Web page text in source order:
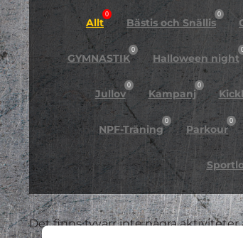
Allt
0
Bästis och Snällis
0
GYMNASTIK
0
Halloween night
Jullov
0
Kampanj
0
NPF-Träning
0
Parkour
0
Det finns tyvärr inte några